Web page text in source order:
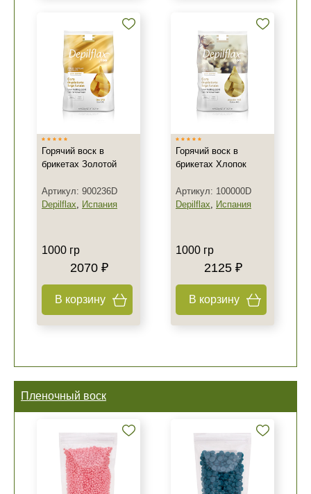
Горячий воск в
брикетах Золотой
Артикул: 900236D
Depilflax, Испания
1000 гр
2070 ₽
В корзину
Горячий воск в
брикетах Хлопок
Артикул: 100000D
Depilflax, Испания
1000 гр
2125 ₽
В корзину
Пленочный воск